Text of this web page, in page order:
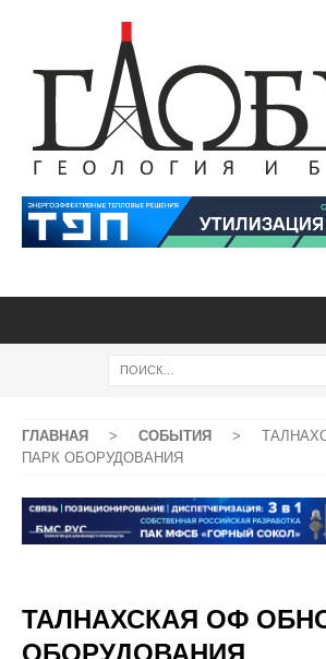
ГЛАВНАЯ > СОБЫТИЯ >
ПАРК ОБОРУДОВАНИЯ
ТАЛНАХСКАЯ ОФ
ОБОРУДОВАНИЯ